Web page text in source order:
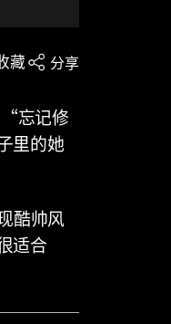
藏 分享
“忘记修
里的她
酷帅风
适合